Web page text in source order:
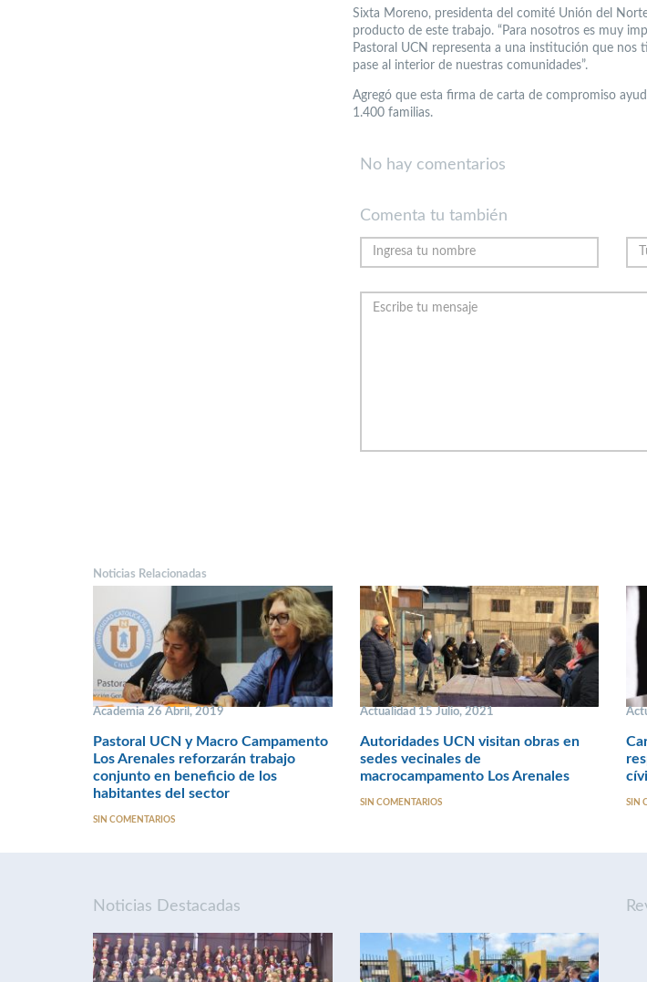
Sixta Moreno, presidenta del comité Unión del
producto de este trabajo. “Para nosotros es muy
Pastoral UCN representa a una institución que nos
pase al interior de nuestras comunidades”.
Agregó que esta firma de carta de compromiso
1.400 familias.
No hay comentarios
Comenta tu también
Noticias Relacionadas
Academia 26 Abril, 2019
Pastoral UCN y Macro Campamento
Los Arenales reforzarán trabajo
conjunto en beneficio de los
habitantes del sector
SIN COMENTARIOS
Actualidad 15 Julio, 2021
Autoridades UCN visitan obras en
sedes vecinales de
macrocampamento Los Arenales
SIN COMENTARIOS SIN
Noticias Destacadas